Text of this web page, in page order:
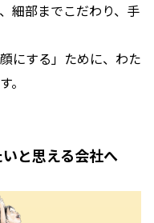
細部までこだわり、手
にする」ために、わた
。
と思える会社へ